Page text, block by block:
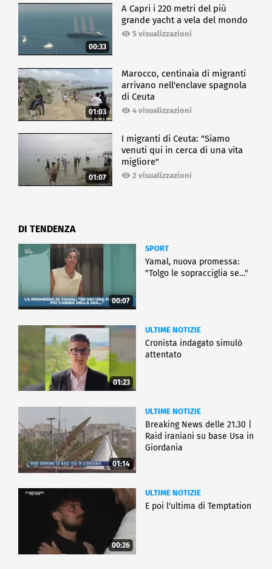
00:33
A Capri i 220 metri del più
grande yacht a vela del mondo
5 visualizzazioni
01:03
Marocco, centinaia di migranti
arrivano nell'enclave spagnola
di Ceuta
4 visualizzazioni
01:07
I migranti di Ceuta: "Siamo
venuti qui in cerca di una vita
migliore"
2 visualizzazioni
DI TENDENZA
00:07
SPORT
Yamal, nuova promessa:
"Tolgo le sopracciglia se…"
01:23
ULTIME NOTIZIE
Cronista indagato simulò
attentato
01:14
ULTIME NOTIZIE
Breaking News delle 21.30 |
Raid iraniani su base Usa in
Giordania
00:26
ULTIME NOTIZIE
E poi l'ultima di Temptation